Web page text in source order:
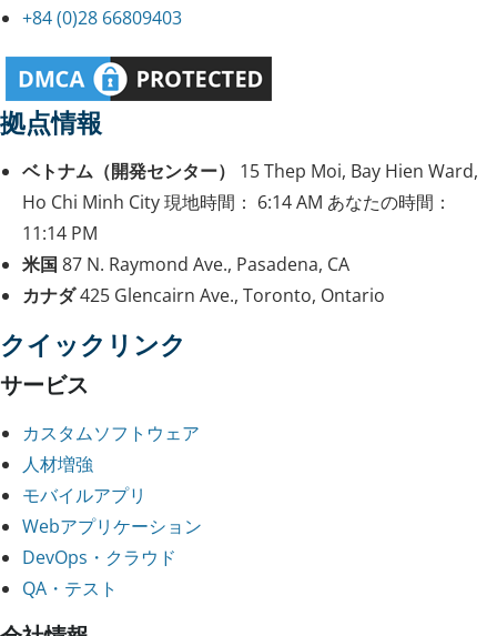
+84 (0)28 66809403
拠点情報
ベトナム（開発センター）
15 Thep Moi, Bay Hien Ward,
Ho Chi Minh City現地時間： 6:14 AM あなたの時間：
11:14 PM
米国 87 N. Raymond Ave., Pasadena, CA
カナダ425 Glencairn Ave., Toronto, Ontario
クイックリンク
サービス
カスタムソフトウェア
人材増強
モバイルアプリ
Webアプリケーション
DevOps・クラウド
QA・テスト